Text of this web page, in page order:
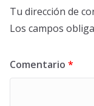
Tu dirección de
Los campos
Comentario *